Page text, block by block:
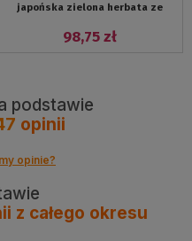
japońska zielona herbata ze
98,75 zł
podstawie
opinii
opinie?
z całego okresu